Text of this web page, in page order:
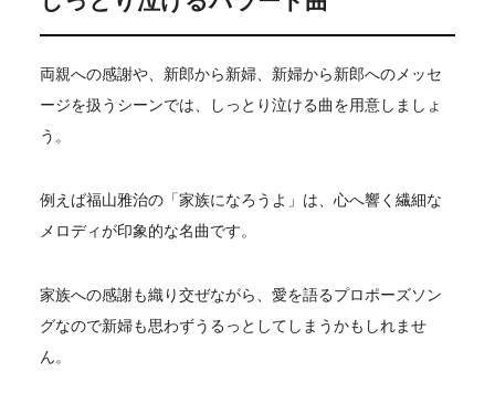
両親への感謝や、新郎から新婦、新婦から新郎へのメッセ
ージを扱うシーンでは、しっとり泣ける曲を用意しましょ
う。
例えば福山雅治の「家族になろうよ」は、心へ響く繊細な
メロディが印象的な名曲です。
家族への感謝も織り交ぜながら、愛を語るプロポーズソン
グなので新婦も思わずうるっとしてしまうかもしれませ
ん。